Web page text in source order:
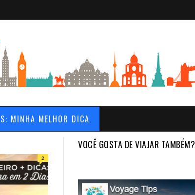
MINHA MELHOR DICA
2
VOCÊ GOSTA DE VIAJAR TAMBÉM?